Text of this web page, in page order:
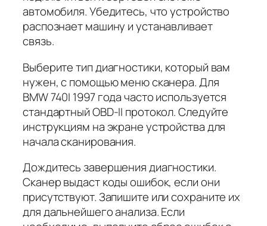
автомобиля. Убедитесь, что устройство
распознает машину и устанавливает
связь.
Выберите тип диагностики, который вам
нужен, с помощью меню сканера. Для
BMW 740I 1997 года часто используется
стандартный OBD-II протокол. Следуйте
инструкциям на экране устройства для
начала сканирования.
Дождитесь завершения диагностики.
Сканер выдаст коды ошибок, если они
присутствуют. Запишите или сохраните их
для дальнейшего анализа. Если